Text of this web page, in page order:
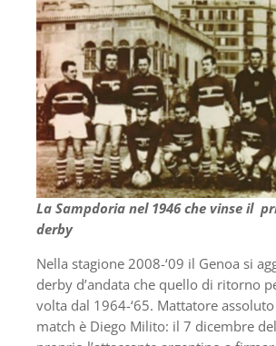
La Sampdoria nel 1946 che vinse il
derby
Nella stagione 2008-‘09 il Genoa si
derby d’andata che quello di ritorno
volta dal 1964-‘65. Mattatore
match è Diego Milito: il 7 dicembre